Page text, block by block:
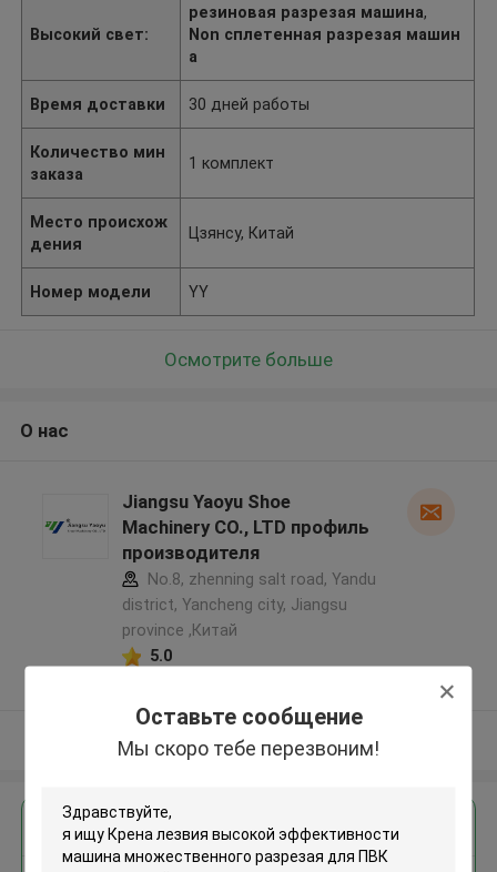
Оставьте сообщение
Мы скоро тебе перезвоним!
Высокий свет:
резиновая разрезая машина,
Non сплетенная разрезая машин
а
Время доставки 30 дней работы
Количество мин
заказа
1 комплект
Место происхож
дения
Цзянсу, Китай
Номер модели YY
Осмотрите больше
О нас
Jiangsu Yaoyu Shoe
Machinery CO., LTD профиль
производителя
No.8, zhenning salt road, Yandu
district, Yancheng city, Jiangsu
province ,Китай
5.0
поставщик
Осмотрите больше
Получить лучшую цену для